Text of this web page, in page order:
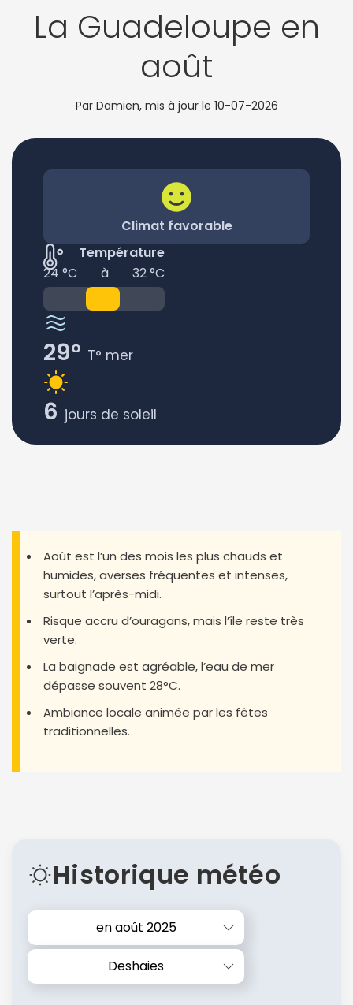
La Guadeloupe en
août
Par Damien, mis à jour le 10-07-2026
Climat favorable
Température
24 °C
à 32 °C
29° T° mer
6 jours de soleil
Août est l’un des mois les plus chauds et
humides, averses fréquentes et intenses,
surtout l’après-midi.
Risque accru d’ouragans, mais l’île reste très
verte.
La baignade est agréable, l’eau de mer
dépasse souvent 28°C.
Ambiance locale animée par les fêtes
traditionnelles.
Historique météo
en août 2025
Deshaies